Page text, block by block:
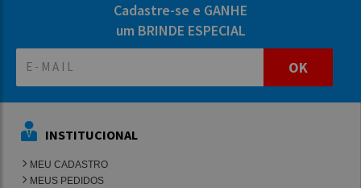
Cadastre-se e GANHE
um BRINDE ESPECIAL
OK
INSTITUCIONAL
MEU CADASTRO
MEUS PEDIDOS